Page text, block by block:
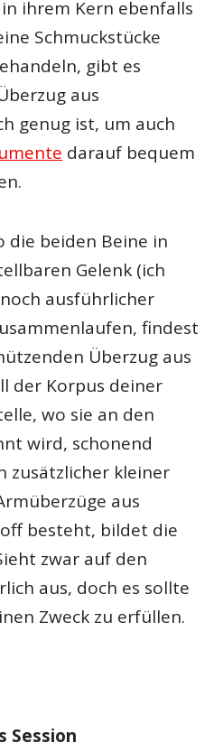
ihrem Kern ebenfalls
Schmuckstücke
gibt es
aus
genug ist, um auch
darauf bequem
die beiden Beine in
Gelenk (ich
ausführlicher
findest
Überzug aus
der Korpus deiner
wo sie an den
wird, schonend
zusätzlicher kleiner
aus
besteht, bildet die
zwar auf den
aus, doch es sollte
Zweck zu erfüllen.
Session